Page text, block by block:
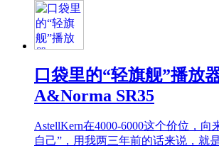
口袋里的“轻旗舰”播放
A&Norma SR35
AstellKern在4000-6000这个价位，向
自己”，用我两三年前的话来说，就